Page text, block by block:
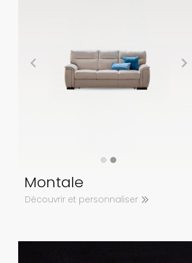
Montale
Découvrir et personnaliser